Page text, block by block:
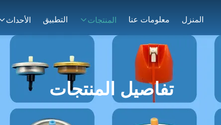
المنزل معلومات عنا المنتجات التطبيق الأحداث
تفاصيل المنتجات